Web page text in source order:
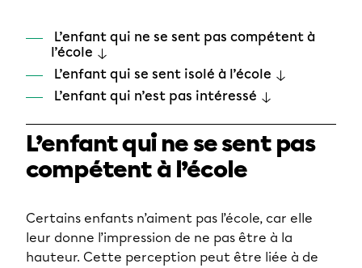
L’enfant qui ne se sent pas compétent à
l’école
L’enfant qui se sent isolé à l’école
L’enfant qui n’est pas intéressé
L’enfant qui ne se sent pas
compétent à l’école
Certains enfants n’aiment pas l’école, car elle
leur donne l’impression de ne pas être à la
hauteur. Cette perception peut être liée à de